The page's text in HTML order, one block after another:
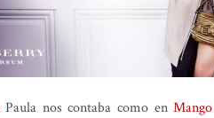
Paula nos contaba como enMango